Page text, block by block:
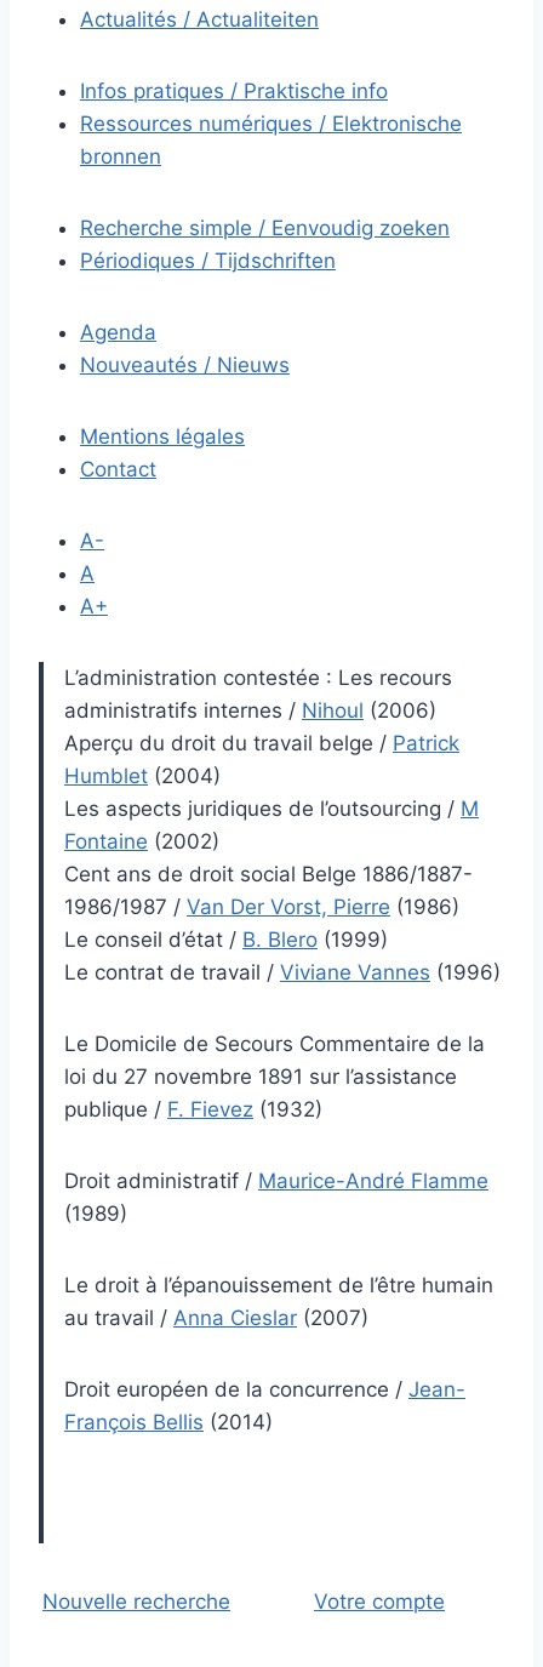
Actualités / Actualiteiten
Infos pratiques / Praktische info
Ressources numériques / Elektronische
bronnen
Recherche simple / Eenvoudig zoeken
Périodiques / Tijdschriften
Agenda
Nouveautés / Nieuws
Mentions légales
Contact
A-
A
A+
L’administration contestée : Les recours
administratifs internes / Nihoul (2006)
Aperçu du droit du travail belge / Patrick
Humblet (2004)
Les aspects juridiques de l’outsourcing / M
Fontaine (2002)
Cent ans de droit social Belge 1886/1887-
1986/1987 / Van Der Vorst, Pierre (1986)
Le conseil d’état / B. Blero (1999)
Le contrat de travail / Viviane Vannes (1996)
Le Domicile de Secours Commentaire de la
loi du 27 novembre 1891 sur l’assistance
publique / F. Fievez (1932)
Droit administratif / Maurice-André Flamme
(1989)
Le droit à l’épanouissement de l’être humain
au travail / Anna Cieslar (2007)
Droit européen de la concurrence / Jean-
François Bellis (2014)
Nouvelle recherche Votre compte